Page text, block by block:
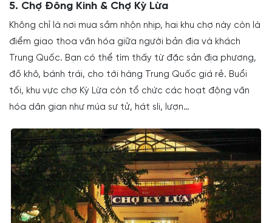
5. Chợ Đông Kinh & Chợ Kỳ Lừa
Không chỉ là nơi mua sắm nhộn nhịp, hai khu chợ này còn là
điểm giao thoa văn hóa giữa người bản địa và khách
Trung Quốc. Bạn có thể tìm thấy từ đặc sản địa phương,
đồ khô, bánh trái, cho tới hàng Trung Quốc giá rẻ. Buổi
tối, khu vực chợ Kỳ Lừa còn tổ chức các hoạt động văn
hóa dân gian như múa sư tử, hát sli, lượn…